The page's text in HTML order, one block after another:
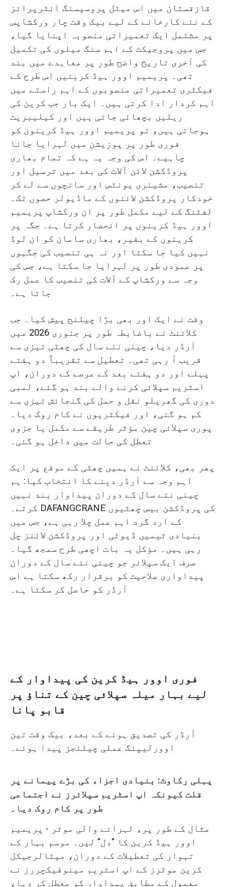
قازقستان میں اس میٹل پروسیسنگ انٹرپرائز
کے نئے کارخانے کے لیے بیک وقت چار ورکشاپس
پر مشتمل ایک تعمیراتی منصوبہ اپنایا گیا،
جس میں پروجیکٹ کے اہم سنگ میلوں کی تکمیل
کی آخری تاریخ واضح طور پر معاہدے میں بند
تھی۔ پریمیم اوور ہیڈ کرینیں اس طرح کے
فیکٹری تعمیراتی منصوبوں کے اہم راستے میں
اہم کردار ادا کرتی ہیں۔ ایک بار جب کرین کی
ریلیں بچھائی جاتی ہیں اور کیلیبریٹ
ہوجاتی ہیں، تو پریمیم اوور ہیڈ کرینوں کو
فوری طور پر پوزیشن میں لہرایا جانا
چاہیے۔ اس کی وجہ یہ ہے کہ تمام بھاری
پروڈکشن لائن آلات کی بعد میں ترسیل اور
تنصیب، مشینری یونٹس اور سانچوں سے لے کر
خودکار پروڈکشن لائنوں کے ماڈیولر حصوں تک۔
لفٹنگ کے لیے مکمل طور پر ان ورکشاپ پریمیم
اوور ہیڈ کرینوں پر انحصار کرتا ہے۔ جگہ پر
کرینوں کے بغیر، بھاری سامان کو ان لوڈ
نہیں کیا جا سکتا اور نہ ہی تنصیب کی جگہوں
پر عمودی طور پر لہرایا جا سکتا ہے، جس کی
وجہ سے ورکشاپ کے آلات کی تنصیب کا عمل رک
جاتا ہے۔
وقت نے ایک اور بھی بڑا چیلنج پیش کیا۔ جب
کلائنٹ نے باضابطہ طور پر جنوری 2026 میں
آرڈر دیا، چینی نئے سال کی چھٹی تیزی سے
قریب آ رہی تھی۔ تعطیل سے تقریباً دو ہفتے
پہلے اور دو ہفتے بعد کے عرصے کے دوران، اپ
اسٹریم سپلائی کرنے والے بند ہو گئے، لمبی
دوری کی گھریلو نقل و حمل کی گنجائش تیزی سے
کم ہو گئی، اور فیکٹریوں نے کام روک دیا۔
پوری سپلائی چین مؤثر طریقے سے مکمل یا جزوی
پھر بھی، کلائنٹ نے ہمیں چھٹی کے موقع پر ایک
اہم وجہ سے آرڈر دینے کا انتخاب کیا: ہم
چینی نئے سال کے دوران پیداوار بند نہیں
کرتے۔ DAFANGCRANE کی پروڈکشن بیس چھٹیوں
کے ارد گرد اہم عمل چلا رہی ہے، جس میں
بنیادی ٹیمیں ڈیوٹی اور پروڈکشن لائنز چل
رہی ہیں۔ مؤکل یہ بات اچھی طرح سمجھ گیا۔
صرف ایک سپلائر جو چینی نئے سال کے دوران
پیداواری صلاحیت کو برقرار رکھ سکتا ہے اس
آرڈر کو حاصل کر سکتا ہے۔
فوری اوور ہیڈ کرین کی پیداوار کے
لیے بہار میلہ سپلائی چین کے تناؤ پر
قابو پانا
آرڈر کی تصدیق ہونے کے بعد، بیک وقت تین
اوورلیپنگ عملی چیلنجز پیدا ہوئے۔
پہلی رکاوٹ: بنیادی اجزاء کی بڑے پیمانے پر
قلت کیونکہ اپ اسٹریم سپلائرز نے اجتماعی
طور پر کام روک دیا۔
مثال کے طور پر، لہرانے والی موٹر - پریمیم
اوور ہیڈ کرین کا "دل" لیں۔ موسم بہار کے
تہوار کی تعطیلات کے دوران، میٹالرجیکل
کرین موٹرز کے اپ اسٹریم مینوفیکچررز نے
معمول کے مطابق پیداوار کو معطل کر دیا،